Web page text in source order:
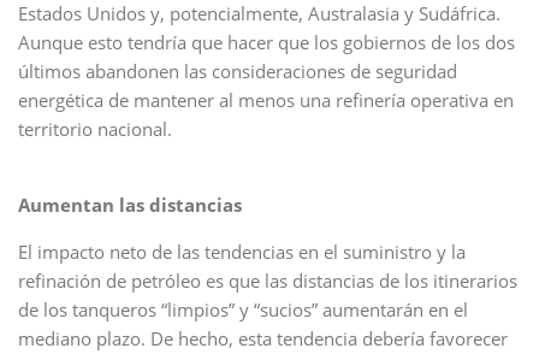
Estados Unidos y, potencialmente, Australasia y Sudáfrica.
Aunque esto tendría que hacer que los gobiernos de los dos
últimos abandonen las consideraciones de seguridad
energética de mantener al menos una refinería operativa en
territorio nacional.
Aumentan las distancias
El impacto neto de las tendencias en el suministro y la
refinación de petróleo es que las distancias de los itinerarios
de los tanqueros “limpios” y “sucios” aumentarán en el
mediano plazo. De hecho, esta tendencia debería favorecer